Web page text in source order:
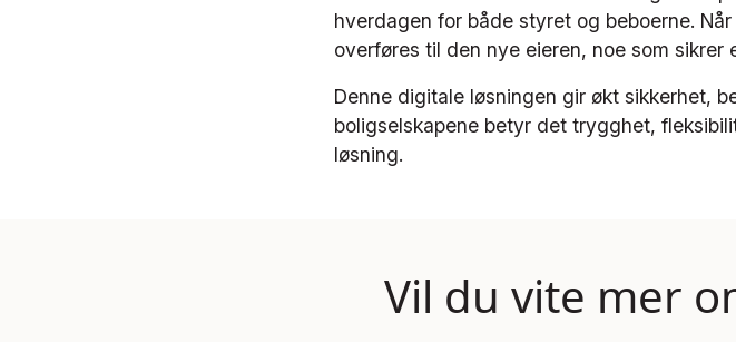
hverdagen for både styret og beboerne.
overføres til den nye eieren, noe som
Denne digitale løsningen gir økt sikkerhet,
boligselskapene betyr det trygghet,
løsning.
Vil du vite mer